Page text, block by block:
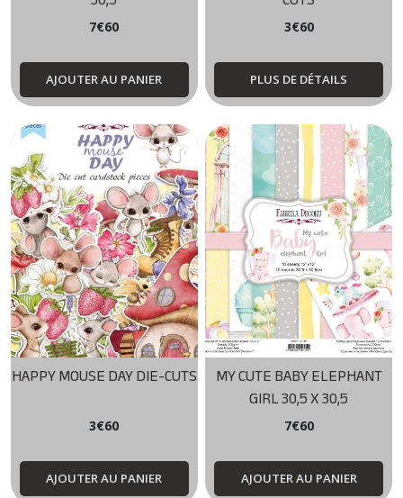
7€60
AJOUTER AU PANIER
3€60
PLUS DE DÉTAILS
HAPPY MOUSE DAY DIE-CUTS
3€60
AJOUTER AU PANIER
MY CUTE BABY ELEPHANT
GIRL 30,5 X 30,5
7€60
AJOUTER AU PANIER